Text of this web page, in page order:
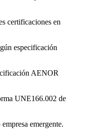
en
especificación
AENOR
UNE166.002 de
emergente.